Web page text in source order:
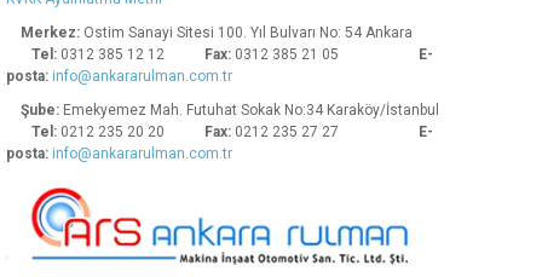
Merkez: Ostim Sanayi Sitesi 100. Yıl Bulvarı No: 54 Ankara
Tel: 0312 385 12 12 Fax: 0312 385 21 05
E-
posta: info@ankararulman.com.tr
Şube: Emekyemez Mah. Futuhat Sokak No:34 Karaköy/İstanbul
Tel: 0212 235 20 20 Fax: 0212 235 27 27
E-
posta: info@ankararulman.com.tr